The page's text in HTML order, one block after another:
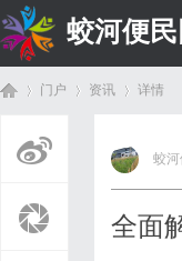
蛟河便民
门户 资讯
›
详情
蛟河
全面